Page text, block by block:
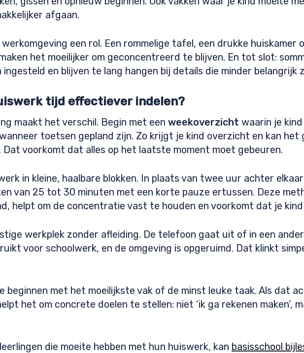
afgaan.
een rol. Een rommelige tafel, een drukke huiskamer
het moeilijker om geconcentreerd te blijven. En tot slot:
en blijven te lang hangen bij details die minder belangrijk
tijd effectiever indelen?
maakt het verschil. Begin met een weekoverzicht waarin je
toetsen gepland zijn. Zo krijgt je kind overzicht en kan
Dat voorkomt dat alles op het laatste moment moet gebeuren.
in kleine, haalbare blokken. In plaats van twee uur achter
van 25 tot 30 minuten met een korte pauze ertussen. Deze
helpt om de concentratie vast te houden en voorkomt dat je
werkplek zonder afleiding. De telefoon gaat uit of in een
voor schoolwerk, en de omgeving is opgeruimd. Dat klinkt
beginnen met het moeilijkste vak of de minst leuke taak. Als dat
het om concrete doelen te stellen: niet ‘ik ga rekenen maken’,
die moeite hebben met hun huiswerk, kan basisschool